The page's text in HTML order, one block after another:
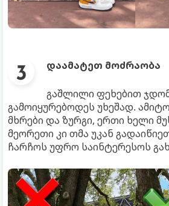
დაამატეთ მოძრაობა
გაშლილი ფეხებით
გამოიყურებოდეს უხეშად.
მხრები და ზურგი, ერთი ხელი
მეორეთი კი თმა უკან
ჩარჩოს უფრო საინტერესოს